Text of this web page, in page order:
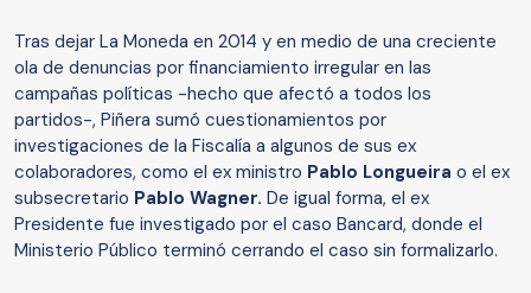
Tras dejar La Moneda en 2014 y en medio de una creciente
ola de denuncias por financiamiento irregular en las
campañas políticas -hecho que afectó a todos los
partidos-, Piñera sumó cuestionamientos por
investigaciones de la Fiscalía a algunos de sus ex
colaboradores, como el ex ministro Pablo Longueira o el ex
subsecretario Pablo Wagner. De igual forma, el ex
Presidente fue investigado por el caso Bancard, donde el
Ministerio Público terminó cerrando el caso sin formalizarlo.